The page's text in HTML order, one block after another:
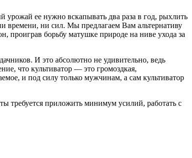
урожай ее нужно вскапывать два раза в год, рыхлить
времени, ни сил. Мы предлагаем Вам альтернативу
борьбу матушке природе на ниве ухода за
И это абсолютно не удивительно, ведь
что культиватор — это громоздкая,
и под силу только мужчинам, а сам культиватор
требуется приложить минимум усилий, работать с